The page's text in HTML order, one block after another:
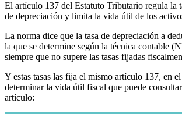
El artículo 137 del Estatuto Tributario regula la
de depreciación y limita la vida útil de los
La norma dice que la tasa de depreciación a
la que se determine según la técnica contable
siempre que no supere las tasas fijadas
Y estas tasas las fija el mismo artículo 137, en
determinar la vida útil fiscal que puede
artículo: